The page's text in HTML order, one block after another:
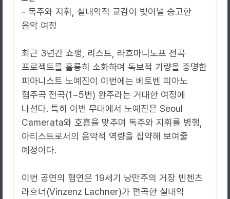
- 독주와 지휘, 실내악적 교감이 빚어낼 숭고한
음악 여정
최근 3년간 쇼팽, 리스트, 라흐마니노프 전곡
프로젝트를 훌륭히 소화하며 독보적 기량을 증명한
피아니스트 노예진이 이번에는 베토벤 피아노
협주곡 전곡(1~5번) 완주라는 거대한 여정에
나선다. 특히 이번 무대에서 노예진은 Seoul
Camerata와 호흡을 맞추며 독주와 지휘를 병행,
아티스트로서의 음악적 역량을 집약해 보여줄
예정이다.
이번 공연의 협연은 19세기 낭만주의 거장 빈첸츠
라흐너(Vinzenz Lachner)가 편곡한 실내악